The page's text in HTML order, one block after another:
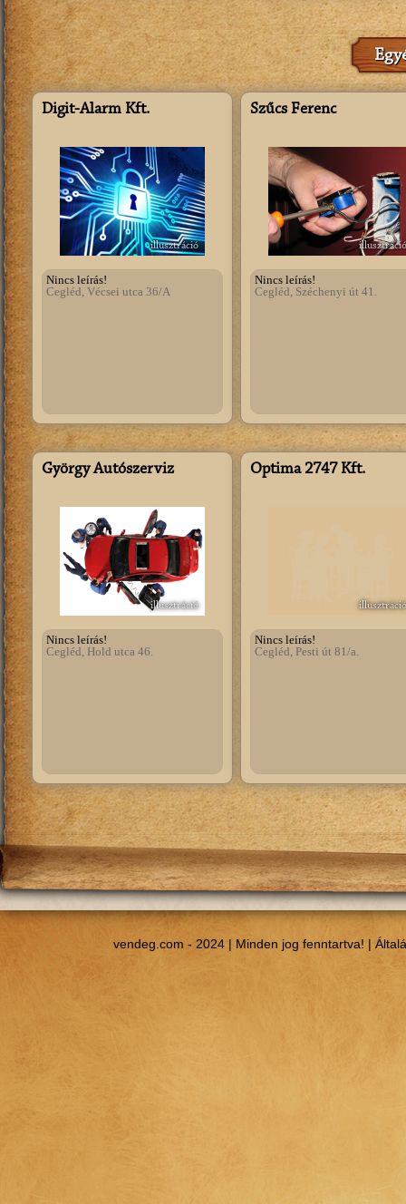
Digit-Alarm Kft.
illusztráció
Nincs leírás!
Cegléd, Vécsei utca 36/A
Szűcs Ferenc
illusztráció
Nincs leírás!
Cegléd, Széchenyi út 41.
György Autószerviz
illusztráció
Nincs leírás!
Cegléd, Hold utca 46.
Optima 2747 Kft.
illusztráció
Nincs leírás!
Cegléd, Pesti út 81/a.
vendeg.com - 2024 | Minden jog fenntartva! |